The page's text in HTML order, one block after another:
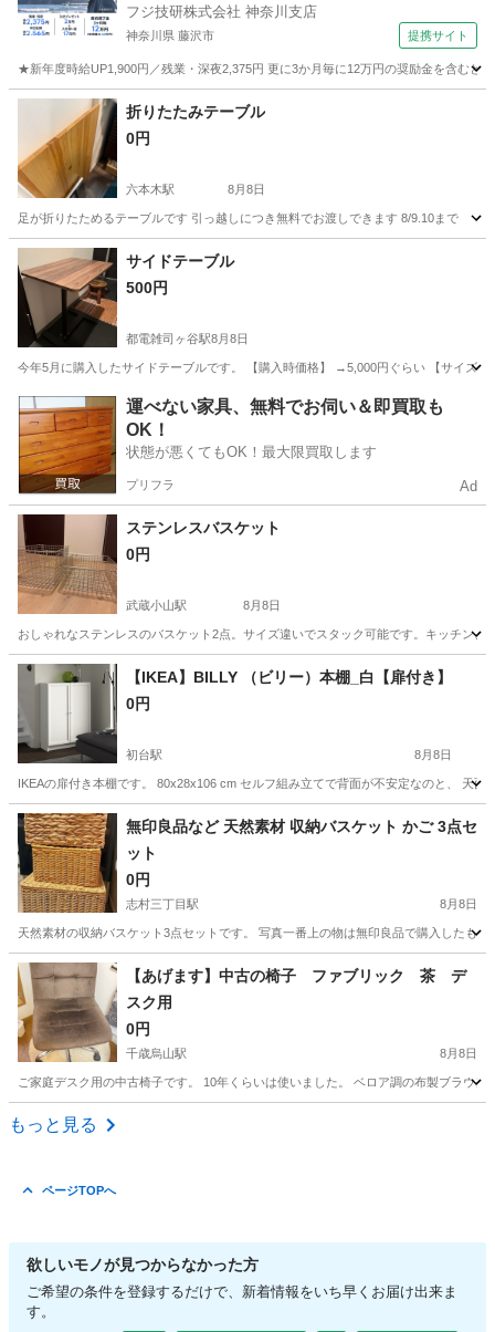
フジ技研株式会社 神奈川支店
神奈川県 藤沢市 提携サイト
★新年度時給UP1,900円／残業・深夜2,375円 更に3か月毎に12万円の奨励金を含む
神奈川 藤沢市 その他
折りたたみテーブル
0円
六本木駅 8月8日
足が折りたためるテーブルです 引っ越しにつき無料でお渡しできます 8/9.10まで
東京 港区 六本木駅 家具
サイドテーブル
500円
都電雑司ヶ谷駅8月8日
今年5月に購入したサイドテーブルです。 【購入時価格】 →5,000円ぐらい 【サイズ
東京 豊島区 都電雑司ヶ谷駅 テーブル
運べない家具、無料でお伺い＆即買取も
OK！
状態が悪くてもOK！最大限買取します
プリフラ Ad
ステンレスバスケット
0円
武蔵小山駅 8月8日
おしゃれなステンレスのバスケット2点。サイズ違いでスタック可能です。キッチン、
東京 品川区 武蔵小山駅 収納家具 バスケット
【IKEA】BILLY （ビリー）本棚_白【扉付き】
0円
初台駅 8月8日
IKEAの扉付き本棚です。 80x28x106 cm セルフ組み立てで背面が不安定なのと、 天
東京 渋谷区 初台駅 収納家具 BILLY
無印良品など 天然素材 収納バスケット かご 3点セ
ット
0円
志村三丁目駅 8月8日
天然素材の収納バスケット3点セットです。 写真一番上の物は無印良品で購入したも
東京 板橋区 志村三丁目駅 収納家具 バスケット
【あげます】中古の椅子 ファブリック 茶 デ
スク用
0円
千歳烏山駅 8月8日
ご家庭デスク用の中古椅子です。 10年くらいは使いました。 ベロア調の布製ブラウ
東京 世田谷区
もっと見る
ページTOPへ
欲しいモノが見つからなかった方
ご希望の条件を登録するだけで、新着情報をいち早くお届け出来ま
す。